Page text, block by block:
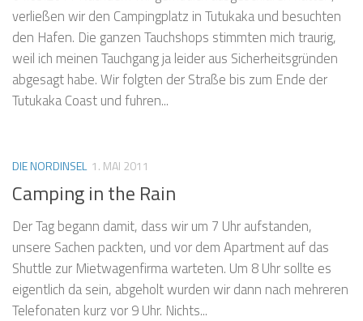
verließen wir den Campingplatz in Tutukaka und besuchten
den Hafen. Die ganzen Tauchshops stimmten mich traurig,
weil ich meinen Tauchgang ja leider aus Sicherheitsgründen
abgesagt habe. Wir folgten der Straße bis zum Ende der
Tutukaka Coast und fuhren...
DIE NORDINSEL 1. MAI 2011
Camping in the Rain
Der Tag begann damit, dass wir um 7 Uhr aufstanden,
unsere Sachen packten, und vor dem Apartment auf das
Shuttle zur Mietwagenfirma warteten. Um 8 Uhr sollte es
eigentlich da sein, abgeholt wurden wir dann nach mehreren
Telefonaten kurz vor 9 Uhr. Nichts...